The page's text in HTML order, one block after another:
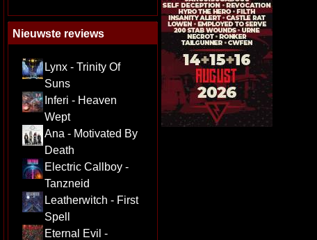
Nieuwste reviews
Lynx - Trinity Of
Suns
Inferi - Heaven
Wept
Ana - Motivated By
Death
Electric Callboy -
Tanzneid
Leatherwitch - First
Spell
Eternal Evil -